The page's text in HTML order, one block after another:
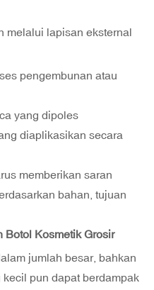
melalui lapisan eksternal
pengembunan atau
yang dipoles
diaplikasikan secara
memberikan saran
bahan, tujuan
Botol Kosmetik Grosir
jumlah besar, bahkan
pun dapat berdampak